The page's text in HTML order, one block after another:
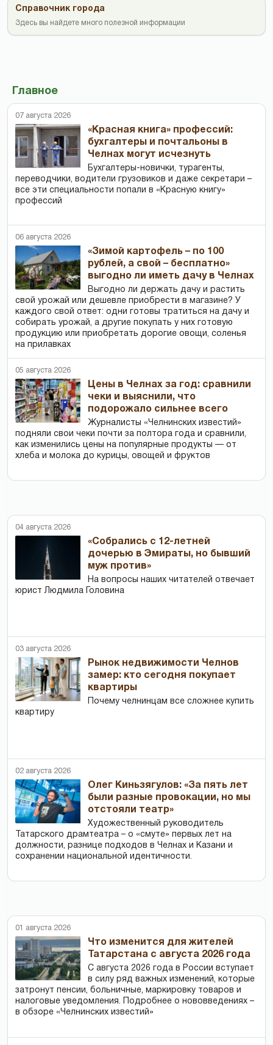
Справочник города
Здесь вы найдете много полезной информации
Главное
07 августа 2026
«Красная книга» профессий:
бухгалтеры и почтальоны в
Челнах могут исчезнуть
Бухгалтеры-новички, тур­агенты,
переводчики, водители грузовиков и даже секретари –
все эти специальности попали в «Красную книгу»
профессий
06 августа 2026
«Зимой картофель – по 100
рублей, а свой – бесплатно»
выгодно ли иметь дачу в Челнах
Выгодно ли держать дачу и растить
свой урожай или дешевле приобрести в магазине? У
каждого свой ответ: одни готовы тратиться на дачу и
собирать урожай, а другие покупать у них готовую
продукцию или приобретать дорогие овощи, соленья
на прилавках
05 августа 2026
Цены в Челнах за год: сравнили
чеки и выяснили, что
подорожало сильнее всего
Журналисты «Челнинских известий»
подняли свои чеки почти за полтора года и сравнили,
как изменились цены на популярные продукты — от
хлеба и молока до курицы, овощей и фруктов
04 августа 2026
«Собрались с 12-летней
дочерью в Эмираты, но бывший
муж против»
На вопросы наших читателей отвечает
юрист Людмила Головина
03 августа 2026
Рынок недвижимости Челнов
замер: кто сегодня покупает
квартиры
Почему челнинцам все сложнее купить
квартиру
02 августа 2026
Олег Киньзягулов: «За пять лет
были разные провокации, но мы
отстояли театр»
Художественный руководитель
Татарского драмтеатра – о «смуте» первых лет на
должности, разнице подходов в Челнах и Казани и
сохранении национальной идентичности.
01 августа 2026
Что изменится для жителей
Татарстана с августа 2026 года
С августа 2026 года в России вступает
в силу ряд важных изменений, которые
затронут пенсии, больничные, маркировку товаров и
налоговые уведомления. Подробнее о нововведениях –
в обзоре «Челнинских известий»